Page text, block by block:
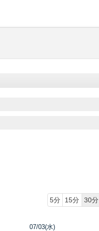
5分 15分 30分
07/03(水)